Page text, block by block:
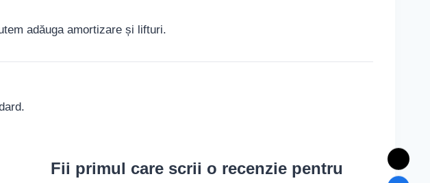
adăuga amortizare și lifturi.
Fii primul care scrii o recenzie pentru